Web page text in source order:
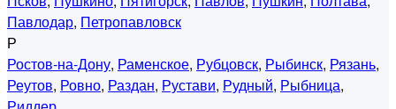
Павлодар, Петропавловск
Р
Ростов-на-Дону, Раменское, Рубцовск, Рыбинск, Рязань,
Реутов, Ровно, Раздан, Рустави, Рудный, Рыбница,